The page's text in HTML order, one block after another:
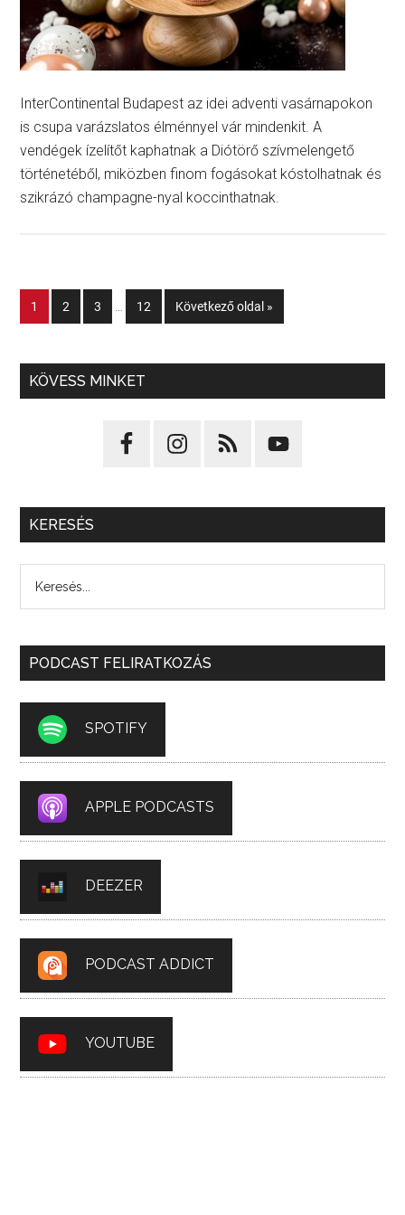
InterContinental Budapest az idei adventi vasárnapokon
is csupa varázslatos élménnyel vár mindenkit. A
vendégek ízelítőt kaphatnak a Diótörő szívmelengető
történetéből, miközben finom fogásokat kóstolhatnak és
szikrázó champagne-nyal koccinthatnak.
1 2 3 12 Következő oldal »
KÖVESS MINKET
KERESÉS
PODCAST FELIRATKOZÁS
SPOTIFY
APPLE PODCASTS
DEEZER
PODCAST ADDICT
YOUTUBE